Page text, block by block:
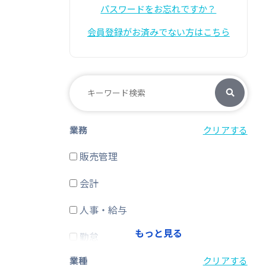
パスワードをお忘れですか？
会員登録がお済みでない方はこちら
業務 クリアする
販売管理
会計
人事・給与
勤怠
経費精算
もっと見る
業種 クリアする